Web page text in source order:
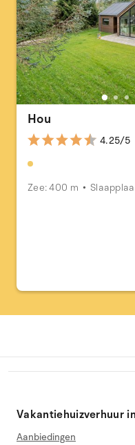
Hou
4.25/5
Zee: 400 m
Vakantiehuizverhuur
Aanbiedingen